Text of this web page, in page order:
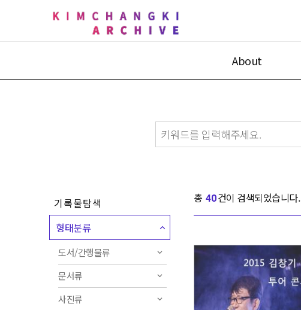
About
기록물탐색
형태분류
도서/간행물류
문서류
사진류
총 40 건이 검색되었습니다.